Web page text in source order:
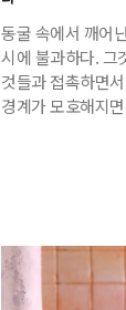
동굴 속에서 깨어
시에 불과하다. 그
것들과 접촉하면
경계가 모호해지